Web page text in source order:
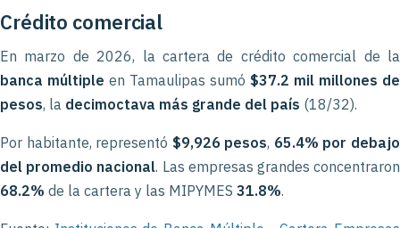
Crédito comercial
En marzo de 2026, la cartera de crédito comercial de la
banca múltiple en Tamaulipas sumó $37.2 mil millones de
pesos, la decimoctava más grande del país (18/32).
Por habitante, representó $9,926 pesos, 65.4% por debajo
del promedio nacional. Las empresas grandes concentraron
68.2% de la cartera y las MIPYMES 31.8%.